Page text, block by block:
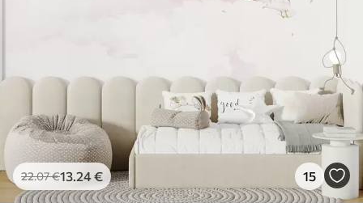
22.07€13 .24€ 15